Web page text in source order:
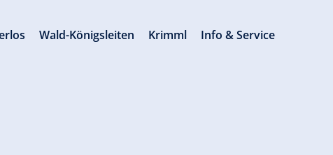
Wald-Königsleiten Krimml Info & Service